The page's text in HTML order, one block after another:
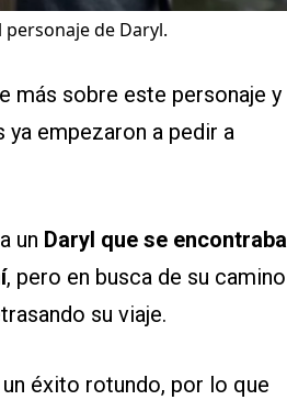
de Daryl.
más sobre este personaje y
ya empezaron a pedir a
un Daryl que se encontraba
, pero en busca de su camino
su viaje.
éxito rotundo, por lo que